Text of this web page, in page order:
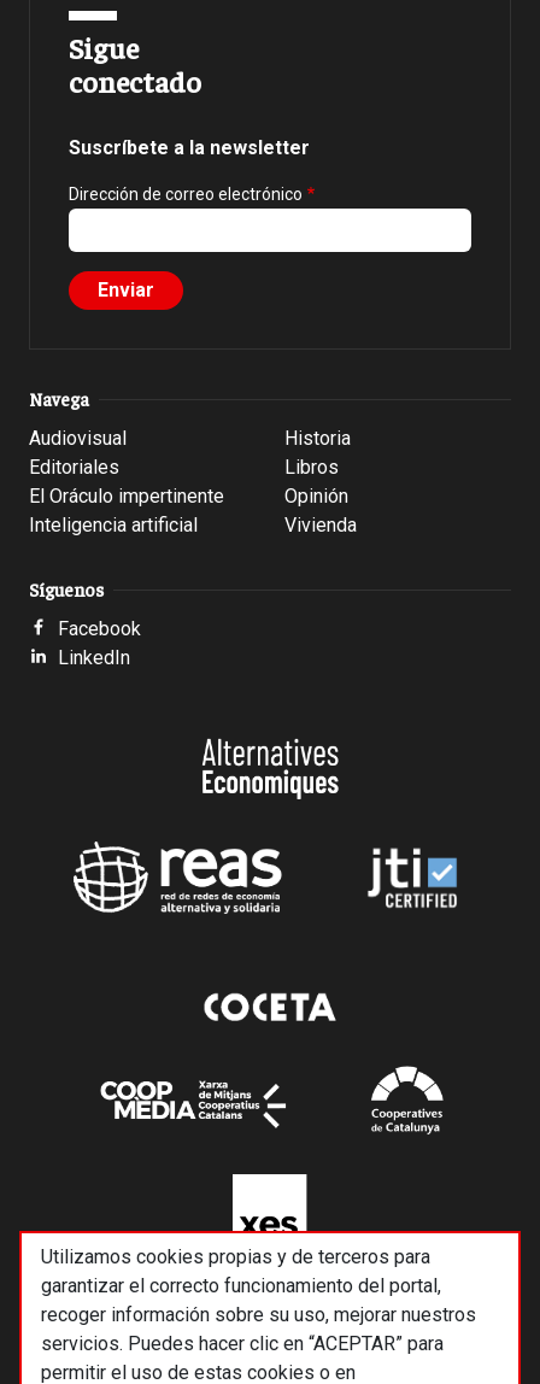
Utilizamos cookies propias y de terceros para
garantizar el correcto funcionamiento del portal,
recoger información sobre su uso, mejorar nuestros
servicios. Puedes hacer clic en “ACEPTAR” para
permitir el uso de estas cookies o en
Sigue
conectado
Suscríbete a la newsletter
Dirección de correo electrónico
Navega
Audiovisual
Editoriales
El Oráculo impertinente
Inteligencia artificial
Historia
Libros
Opinión
Vivienda
Síguenos
Facebook
LinkedIn